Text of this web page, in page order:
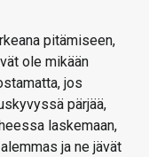
pitämiseen,
ole mikään
jos
pärjää,
laskemaan,
ja ne jävät